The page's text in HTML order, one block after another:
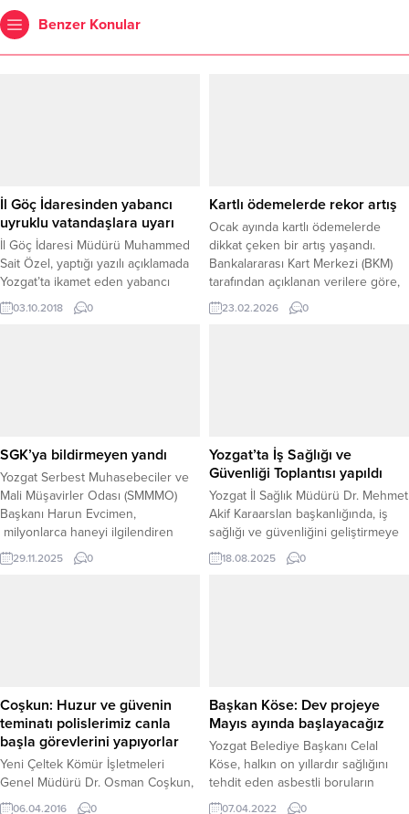
Benzer Konular
İl Göç İdaresinden yabancı
uyruklu vatandaşlara uyarı
İl Göç İdaresi Müdürü Muhammed
Sait Özel, yaptığı yazılı açıklamada
Yozgat’ta ikamet eden yabancı
uyruklu vatandaşlara uyarılarda
bulundu.
03.10.2018 0
Kartlı ödemelerde rekor artış
Ocak ayında kartlı ödemelerde
dikkat çeken bir artış yaşandı.
Bankalararası Kart Merkezi (BKM)
tarafından açıklanan verilere göre,
kredi kartı, banka kartı ve ön
ödemeli kartlarla yapılan toplam
23.02.2026 0
SGK’ya bildirmeyen yandı
Yozgat Serbest Muhasebeciler ve
Mali Müşavirler Odası (SMMMO)
Başkanı Harun Evcimen,
milyonlarca haneyi ilgilendiren
kritik bir uyarıda bulunarak, ev
hizmetlerinde çalışan kişilerin
milyon...
29.11.2025 0
Yozgat’ta İş Sağlığı ve
Güvenliği Toplantısı yapıldı
Yozgat İl Sağlık Müdürü Dr. Mehmet
Akif Karaarslan başkanlığında, iş
sağlığı ve güvenliğini geliştirmeye
yönelik toplantı gerçekleştirildi.
Toplantıya Personel ve Destek
yönelik stratejiler ele alındı....
18.08.2025 0
Coşkun: Huzur ve güvenin
teminatı polislerimiz canla
başla görevlerini yapıyorlar
Yeni Çeltek Kömür İşletmeleri
Genel Müdürü Dr. Osman Coşkun,
bir devletin ayakta kalması için
06.04.2016 0
Başkan Köse: Dev projeye
Mayıs ayında başlayacağız
Yozgat Belediye Başkanı Celal
Köse, halkın on yıllardır sağlığını
tehdit eden asbestli boruların
değişmesiyle ilgili belediye meclis
07.04.2022 0